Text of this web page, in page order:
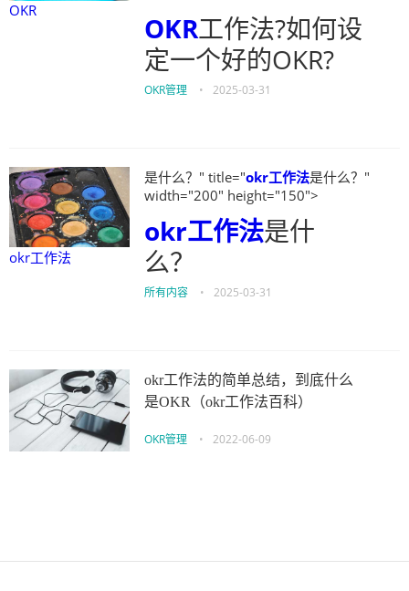
OKR
OKR工作法?如何设
定一个好的OKR?
OKR管理 • 2025-03-31
okr工作法
是什么？" title="okr工作法是什么？"
width="200" height="150">
okr工作法是什
么？
所有内容 • 2025-03-31
okr工作法的简单总结，到底什么
是OKR（okr工作法百科）
OKR管理 • 2022-06-09